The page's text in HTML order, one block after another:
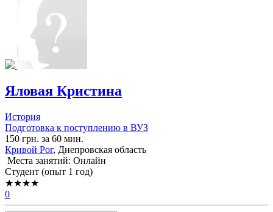
Яловая Кристина
История
Подготовка к поступлению в ВУЗ
150 грн. за 60 мин.
Кривой Рог, Днепровская область
Места занятий: Онлайн
Cтудент (опыт 1 год)
★★★★
0